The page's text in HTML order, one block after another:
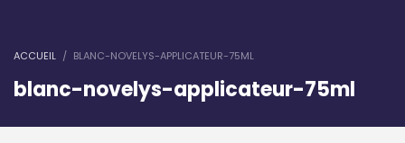
ACCUEIL BLANC-NOVELYS-APPLICATEUR-75ML
blanc-novelys-applicateur-75ml